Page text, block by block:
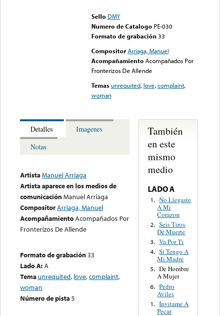
Sello DMY
Numero de Catalogo PE-030
Formato de grabación 33
Compositor Arriaga, Manuel
Acompañamiento Acompañados Por
Fronterizos De Allende
Temas unrequited, love,complaint,
woman
Detalles
Imagenes
Notas
ArtistaManuel Arriaga
Artista aparece en los medios de
comunicaciónManuel Arriaga
CompositorArriaga, Manuel
AcompañamientoAcompañados Por
Fronterizos De Allende
Formato de grabación33
Lado A:A
Tema unrequited, love,complaint,
woman
Número de pista5
También
en este
mismo
medio
LADO A
1. No Llegaste
A Mi
Corazon
2. Seis Tiros
De Muerte
3. Va Por Ti
4. Si Tengo A
Mi Madre
5. De Hombre
A Mujer
6. Pedro
Aviles
1. Invitame A
Pecar